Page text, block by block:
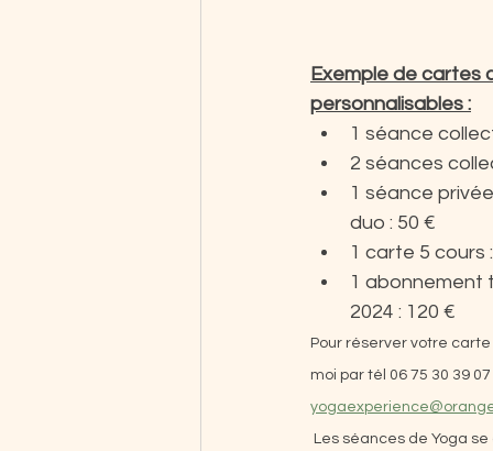
Exemple de cartes
personnalisables :
1 séance
2 séances
1 séance
duo : 50 €
1 carte 5 cours
1 abonnement
2024 : 120 €
Pour réserver votre
moi par tél 06 75 30 39
Les séances de Yoga